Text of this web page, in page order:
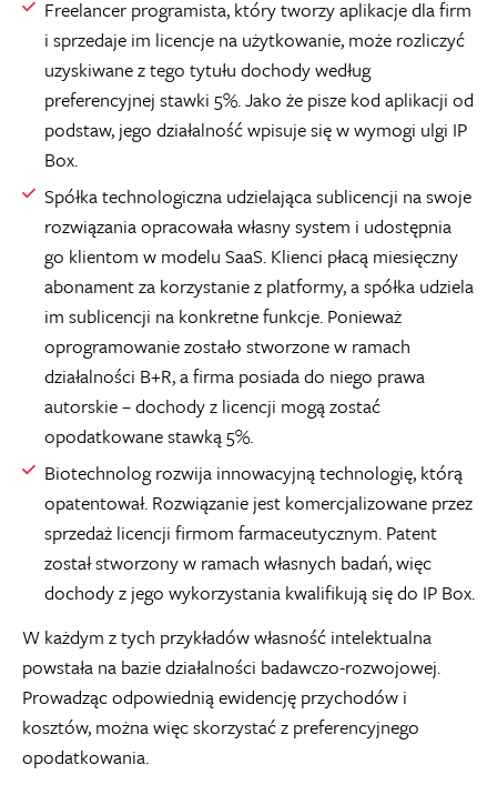
Freelancer programista, który tworzy aplikacje dla firm
i sprzedaje im licencje na użytkowanie, może rozliczyć
uzyskiwane z tego tytułu dochody według
preferencyjnej stawki 5%. Jako że pisze kod aplikacji od
podstaw, jego działalność wpisuje się w wymogi ulgi IP
Box.
Spółka technologiczna udzielająca sublicencji na swoje
rozwiązania opracowała własny system i udostępnia
go klientom w modelu SaaS. Klienci płacą miesięczny
abonament za korzystanie z platformy, a spółka udziela
im sublicencji na konkretne funkcje. Ponieważ
oprogramowanie zostało stworzone w ramach
działalności B+R, a firma posiada do niego prawa
autorskie – dochody z licencji mogą zostać
opodatkowane stawką 5%.
Biotechnolog rozwija innowacyjną technologię, którą
opatentował. Rozwiązanie jest komercjalizowane przez
sprzedaż licencji firmom farmaceutycznym. Patent
został stworzony w ramach własnych badań, więc
dochody z jego wykorzystania kwalifikują się do IP Box.
W każdym z tych przykładów własność intelektualna
powstała na bazie działalności badawczo-rozwojowej.
Prowadząc odpowiednią ewidencję przychodów i
kosztów, można więc skorzystać z preferencyjnego
opodatkowania.